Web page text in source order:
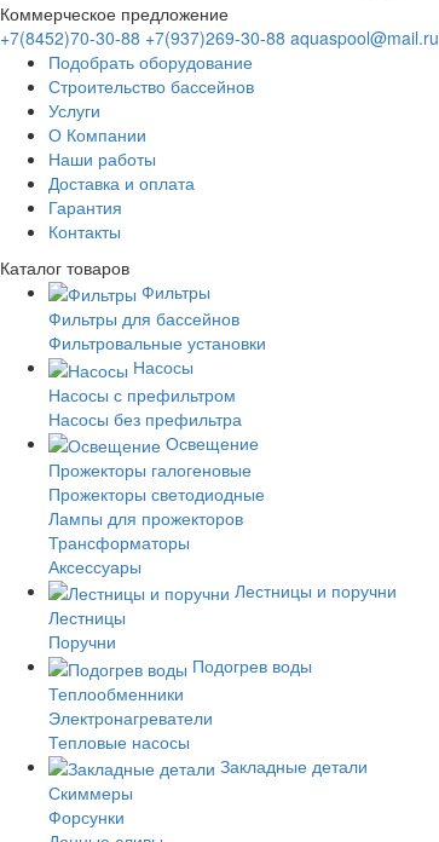
Коммерческое предложение
+7(8452)70-30-88 +7(937)269-30-88 aquaspool@mail.ru
Подобрать оборудование
Строительство бассейнов
Услуги
О Компании
Наши работы
Доставка и оплата
Гарантия
Контакты
Каталог товаров
Фильтры
Фильтры для бассейнов
Фильтровальные установки
Насосы
Насосы с префильтром
Насосы без префильтра
Освещение
Прожекторы галогеновые
Прожекторы светодиодные
Лампы для прожекторов
Трансформаторы
Аксессуары
Лестницы и поручни
Лестницы
Поручни
Подогрев воды
Теплообменники
Электронагреватели
Тепловые насосы
Закладные детали
Скиммеры
Форсунки